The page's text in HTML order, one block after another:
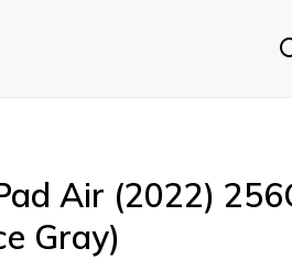
Air (2022)
Gray)